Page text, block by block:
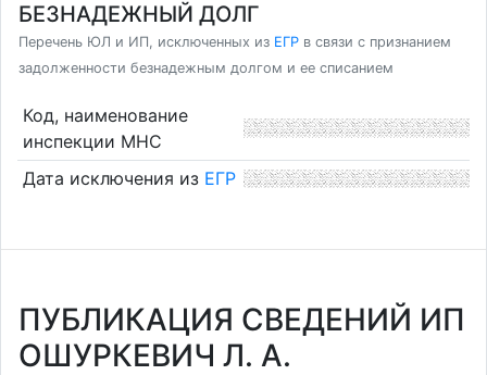
БЕЗНАДЕЖНЫЙ ДОЛГ
Перечень ЮЛ и ИП, исключенных из ЕГР в связи с признанием
задолженности безнадежным долгом и ее списанием
Код, наименование
инспекции МНС
Дата исключения из ЕГР
ПУБЛИКАЦИЯ СВЕДЕНИЙ ИП
ОШУРКЕВИЧ Л. А.